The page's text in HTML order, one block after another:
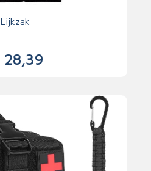
Lijkzak
28,39